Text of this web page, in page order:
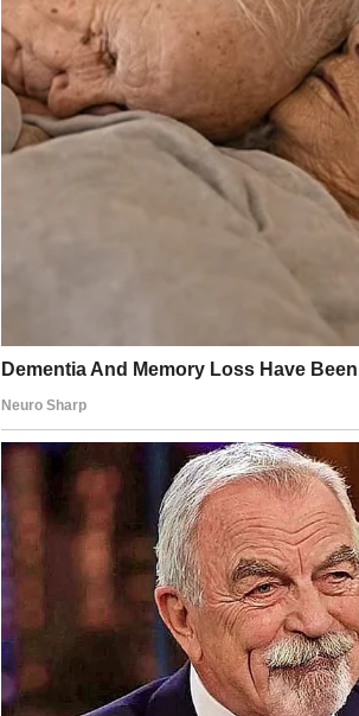
Ako ste slobodni, moguća je poruka ili
Blizanci
Blizanci će biti među najvećim ljubavnim
iskreno priznanje probudiće emocije koje
slobodni Rakovi imaju velike šanse da
povezanost.
Pred vama su dani puni nežnosti.
Lav
Lavovima ljubav donosi mnogo pažnje i
pojavite, a jedna osoba mogla bi otvoreno